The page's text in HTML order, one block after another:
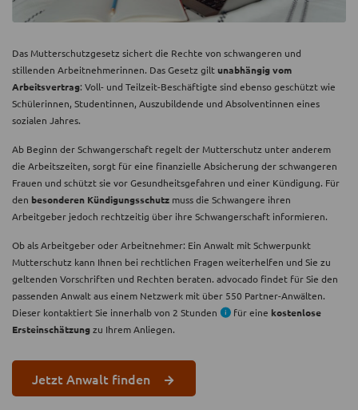
Das Mutterschutzgesetz sichert die Rechte von schwangeren und
stillenden Arbeitnehmerinnen. Das Gesetz giltunabhängig vom
Arbeitsvertrag: Voll- und Teilzeit-Beschäftigte sind ebenso geschützt wie
Schülerinnen, Studentinnen, Auszubildende und Absolventinnen eines
sozialen Jahres.
Ab Beginn der Schwangerschaft regelt der Mutterschutz unter anderem
die Arbeitszeiten, sorgt für eine finanzielle Absicherung der schwangeren
Frauen und schützt sie vor Gesundheitsgefahren und einer Kündigung. Für
den besonderen Kündigungsschutz muss die Schwangere ihren
Arbeitgeber jedoch rechtzeitig über ihre Schwangerschaft informieren.
Ob als Arbeitgeber oder Arbeitnehmer: Ein Anwalt mit Schwerpunkt
Mutterschutz kann Ihnen bei rechtlichen Fragen weiterhelfen und Sie zu
geltenden Vorschriften und Rechten beraten. advocado findet für Sie den
passenden Anwalt aus einem Netzwerk mit über 550 Partner-Anwälten.
Dieser kontaktiert Sie innerhalb von 2 Stunden
für eine kostenlose
Ersteinschätzungzu Ihrem Anliegen.
Jetzt Anwalt finden